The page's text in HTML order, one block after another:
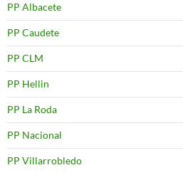
PP Albacete
PP Caudete
PP CLM
PP Hellin
PP La Roda
PP Nacional
PP Villarrobledo